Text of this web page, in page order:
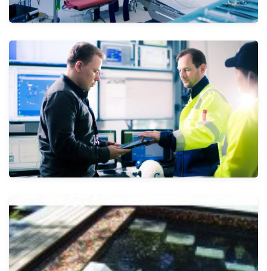
المعدات الطبية
الأنظمة
خدمات الصيانة